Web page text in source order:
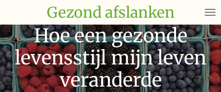
naar
de
hoofdinhoud
Gezond afslanken
Hoe een gezonde
levensstijl mijn leven
veranderde